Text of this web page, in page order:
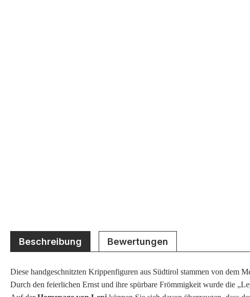
Beschreibung Bewertungen
Diese handgeschnitzten Krippenfiguren aus Südtirol stammen von dem
Durch den feierlichen Ernst und ihre spürbare Frömmigkeit wurde die